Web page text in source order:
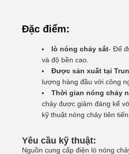
Đặc điểm:
lò nóng chảy sắt- Để
và độ bền cao.
Được sản xuất tại
lượng hàng đầu với công
Thời gian nóng chảy
chảy được giảm đáng kể
kỹ thuật nóng chảy tiên tiến.
Yêu cầu kỹ thuật:
Nguồn cung cấp điện lò nóng